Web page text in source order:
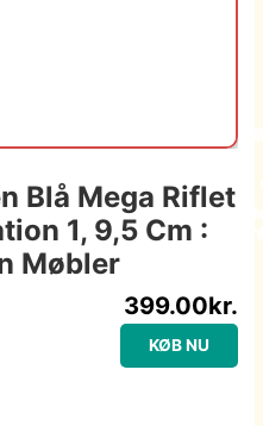
Blå Mega Riflet
1, 9,5 Cm :
Møbler
399.00kr.
KØB NU